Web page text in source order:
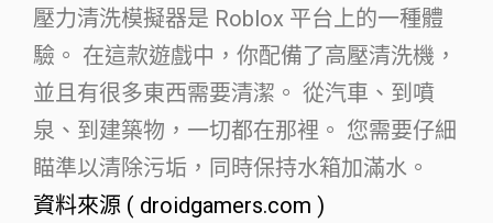
壓力清洗模擬器是 Roblox 平台上的一種體
驗。 在這款遊戲中，你配備了高壓清洗機，
並且有很多東西需要清潔。 從汽車、到噴
泉、到建築物，一切都在那裡。 您需要仔細
瞄準以清除污垢，同時保持水箱加滿水。
資料來源 ( droidgamers.com )